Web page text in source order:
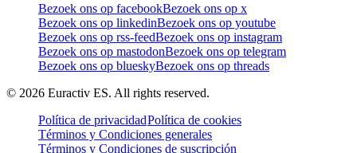
Bezoek ons op facebookBezoek ons op x
Bezoek ons op linkedinBezoek ons op youtube
Bezoek ons op rss-feedBezoek ons op instagram
Bezoek ons op mastodonBezoek ons op telegram
Bezoek ons op blueskyBezoek ons op threads
© 2026 Euractiv ES. All rights reserved.
Política de privacidadPolítica de cookies
Términos y Condiciones generales
Términos y Condiciones de suscripción